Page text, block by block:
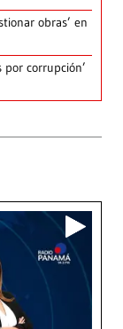
obras’ en
por corrupción’